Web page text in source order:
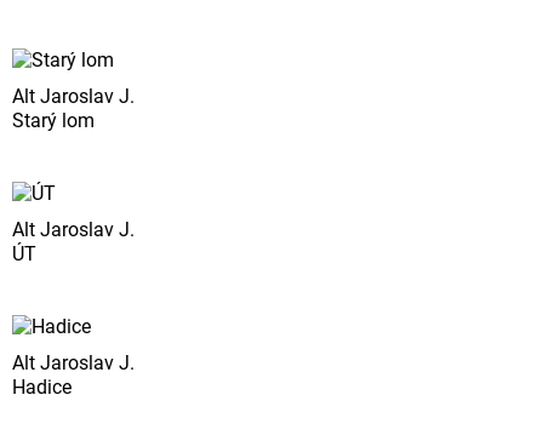
Alt Jaroslav J.
Starý lom
Alt Jaroslav J.
ÚT
Alt Jaroslav J.
Hadice